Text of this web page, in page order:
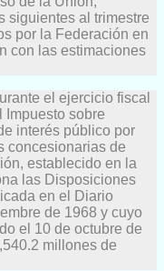
siguientes al trimestre
por la Federación en
con las estimaciones
el ejercicio fiscal
Impuesto sobre
interés público por
concesionarias de
establecido en la
las Disposiciones
en el Diario
de 1968 y cuyo
el 10 de octubre de
millones de